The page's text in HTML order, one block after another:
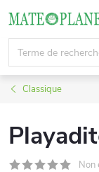
au
contenu
Classique
Non